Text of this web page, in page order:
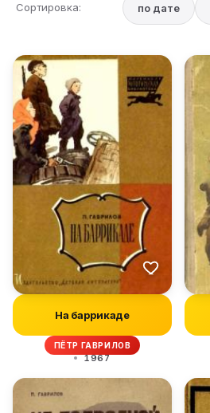
Сортировка: по дате
На баррикаде
ПЁТР ГАВРИЛОВ
1967